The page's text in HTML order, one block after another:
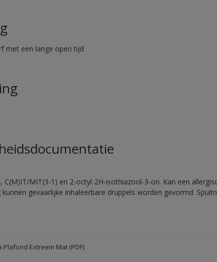
met een lange open tijd
MIT(3-1) en 2-octyl-2H-isothiazool-3-on. Kan een
gevaarlijke inhaleerbare druppels worden gevormd.
Extreem Mat (PDF)